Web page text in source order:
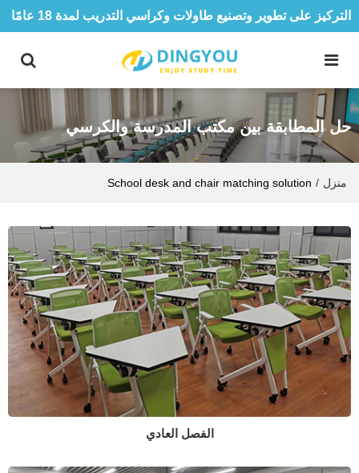
التركيز على تطوير وتصنيع طاولات وكراسي التدريب لمدة 18 عامًا
حل المطابقة بين مكتب المدرسة والكرسي
منزل /
School desk and chair matching solution
الفصل العادي